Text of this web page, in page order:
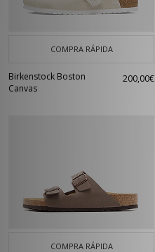
COMPRA RÁPIDA
Birkenstock Boston
Canvas
200,00€
COMPRA RÁPIDA